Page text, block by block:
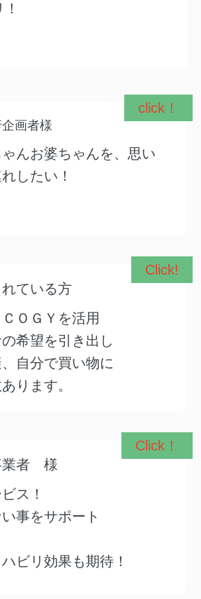
click！
画者様
んお婆ちゃんを、思い
したい！
Click!
ている方
ＯＧＹを活用
希望を引き出し
自分で買い物に
ります。
Click！
業者 様
ス！
事をサポート
ビリ効果も期待！